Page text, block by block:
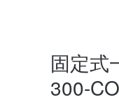
固定式
300-CO